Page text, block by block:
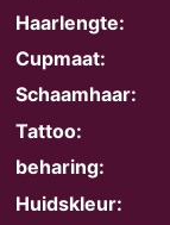
Haarlengte:
Cupmaat:
Schaamhaar:
Tattoo:
beharing:
Huidskleur: